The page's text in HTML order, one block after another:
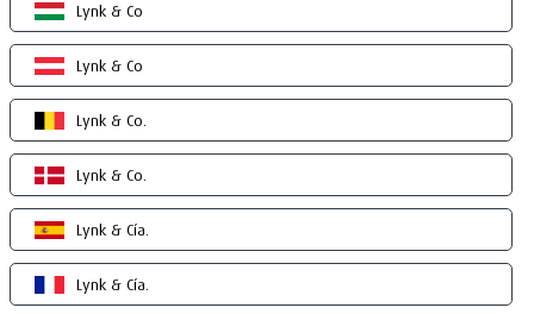
Lynk & Co
Lynk & Co
Lynk & Co.
Lynk & Co.
Lynk & Cía.
Lynk & Cía.